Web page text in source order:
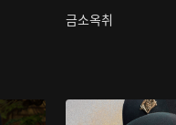
금소옥취